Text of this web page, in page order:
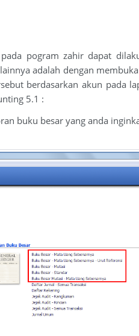
pogram zahir dapat
adalah dengan
berdasarkan akun pada
5.1 :
buku besar yang anda